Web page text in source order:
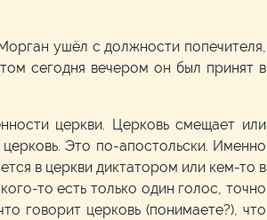
ушёл с должности попечителя,
сегодня вечером он был принят в
церкви. Церковь смещает или
Это по-апостольски. Именно
в церкви диктатором или кем-то в
то есть только один голос, точно
говорит церковь (понимаете?), что